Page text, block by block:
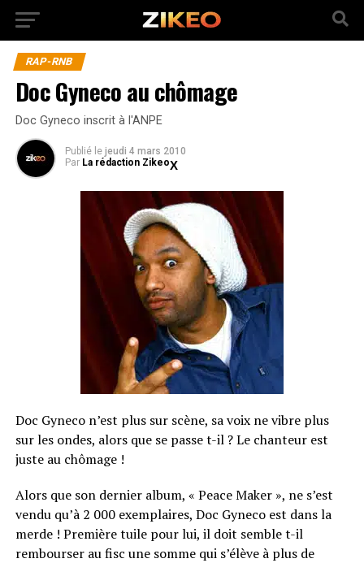
RAP-RNB
Doc Gyneco au chômage
Doc Gyneco inscrit à l'ANPE
Publié le jeudi 4 mars 2010
Par La rédaction Zikeo
Doc Gyneco n’est plus sur scène, sa voix ne vibre plus
sur les ondes, alors que se passe t-il ? Le chanteur est
juste au chômage !
Alors que son dernier album, « Peace Maker », ne s’est
vendu qu’à 2 000 exemplaires, Doc Gyneco est dans la
merde ! Première tuile pour lui, il doit semble t-il
rembourser au fisc une somme qui s’élève à plus de